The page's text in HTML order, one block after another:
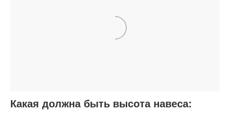
Какая должна быть высота навеса: